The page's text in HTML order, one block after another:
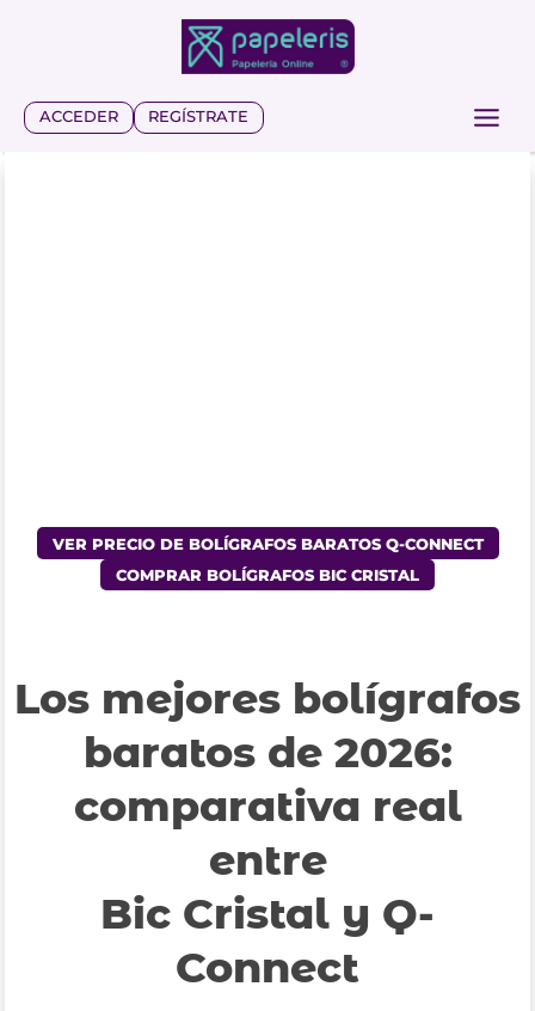
ACCEDER REGÍSTRATE
VER PRECIO DE BOLÍGRAFOS BARATOS Q-CONNECT
COMPRAR BOLÍGRAFOS BIC CRISTAL
Los mejores bolígrafos
baratos de 2026:
comparativa real
entre
Bic Cristal y Q-
Connect